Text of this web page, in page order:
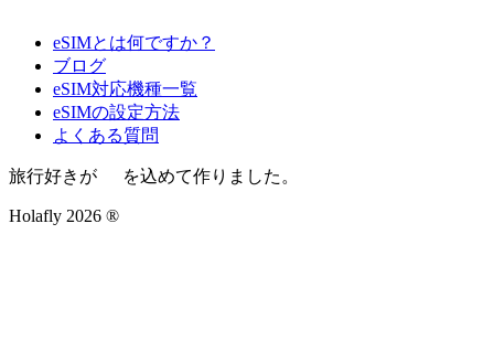
eSIMとは何ですか？
ブログ
eSIM対応機種一覧
eSIMの設定方法
よくある質問
旅行好きが を込めて作りました。
Holafly 2026 ®